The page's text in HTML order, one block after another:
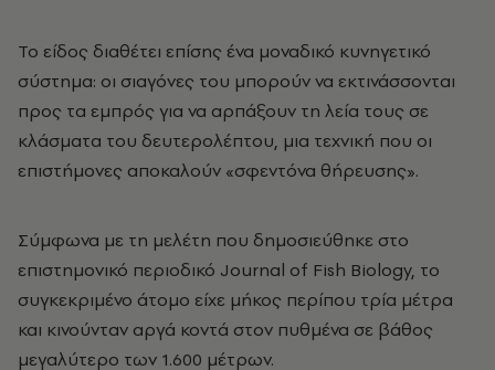
Το είδος διαθέτει επίσης ένα μοναδικό κυνηγετικό
σύστημα: οι σιαγόνες του μπορούν να εκτινάσσονται
προς τα εμπρός για να αρπάξουν τη λεία τους σε
κλάσματα του δευτερολέπτου, μια τεχνική που οι
επιστήμονες αποκαλούν «σφεντόνα θήρευσης».
Σύμφωνα με τη μελέτη που δημοσιεύθηκε στο
επιστημονικό περιοδικό Journal of Fish Biology, το
συγκεκριμένο άτομο είχε μήκος περίπου τρία μέτρα
και κινούνταν αργά κοντά στον πυθμένα σε βάθος
μεγαλύτερο των 1.600 μέτρων.